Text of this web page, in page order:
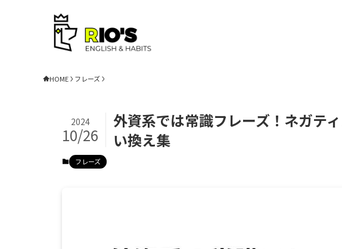
HOME フレーズ
外資系では常識フレーズ！ネガテ
い換え集
2024
10/26
フレーズ